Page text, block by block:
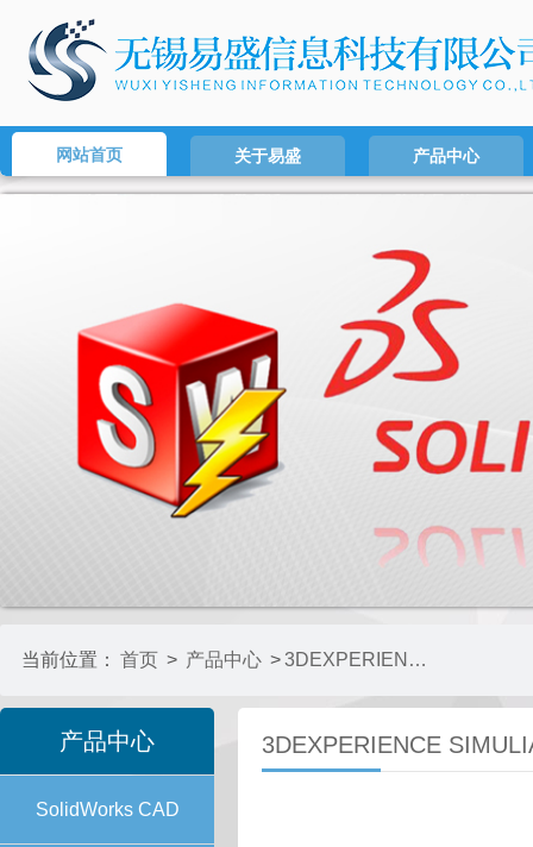
网站首页 关于易盛 产品中心
当前位置： 首页 > 产品中心 > 3DEXPERIENCE SIMULIAWORKS
产品中心
SolidWorks CAD
3DEXPERIENCE